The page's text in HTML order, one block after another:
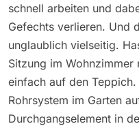
schnell arbeiten und
Gefechts verlieren. Und
unglaublich vielseitig.
Sitzung im Wohnzimmer
einfach auf den
Rohrsystem im Garten
Durchgangselement in